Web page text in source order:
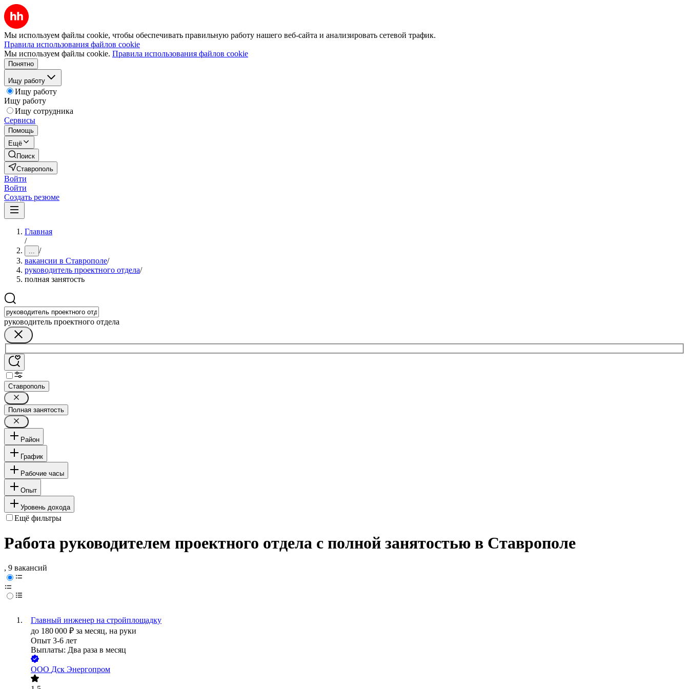
Мы используем файлы cookie, чтобы обеспечивать правильную работу нашего веб-сайта и анализировать сетевой трафик.
Правила использования файлов cookie
Мы используем файлы cookie. Правила использования файлов cookie
Понятно
Ищу работу
Ищу работу
Ищу работу
Ищу сотрудника
Сервисы
Помощь
Ещё
Поиск
Ставрополь
Войти
Войти
Создать резюме
Главная
/
... /
вакансии в Ставрополе/
руководитель проектного отдела/
полная занятость
руководитель проектного отдела
Ставрополь
Полная занятость
Район
График
Рабочие часы
Опыт
Уровень дохода
Ещё фильтры
Работа руководителем проектного отдела с полной занятостью в Ставрополе
, 9 вакансий
Главный инженер на стройплощадку
до 180 000 ₽ за месяц, на руки
Опыт 3-6 лет
Выплаты: Два раза в месяц
ООО Дск Энергопром